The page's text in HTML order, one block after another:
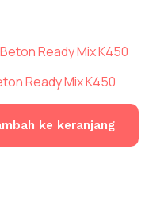
Ready Mix K450
ke keranjang